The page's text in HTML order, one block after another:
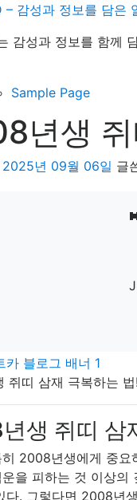
– 감성과 정보를 담은
감성과 정보를 함께
Sample Page
년생
2025년 09월 06일 글
쥐띠 삼재 극복하는
생 쥐띠 삼
2008년생에게 중
을 피하는 것 이상의
다. 그렇다면 2008년